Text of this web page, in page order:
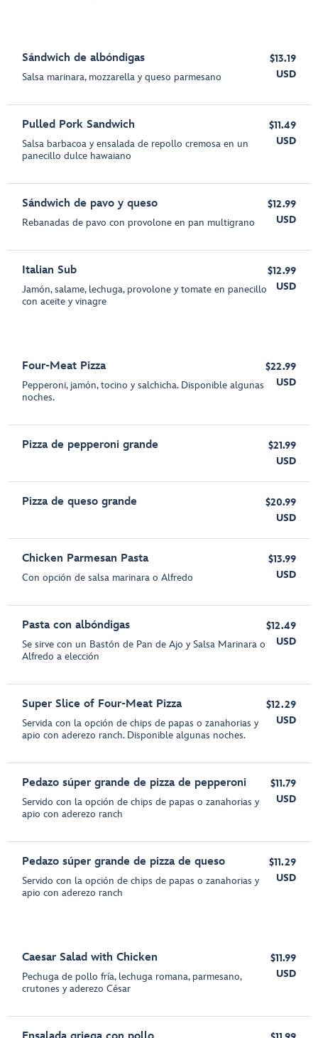
Sándwich de albóndigas
Salsa marinara, mozzarella y queso parmesano
$13.19
USD
Pulled Pork Sandwich
Salsa barbacoa y ensalada de repollo cremosa en un
panecillo dulce hawaiano
$11.49
USD
Sándwich de pavo y queso
Rebanadas de pavo con provolone en pan multigrano
$12.99
USD
Italian Sub
Jamón, salame, lechuga, provolone y tomate en panecillo
con aceite y vinagre
$12.99
USD
Four-Meat Pizza
Pepperoni, jamón, tocino y salchicha. Disponible algunas
noches.
$22.99
USD
Pizza de pepperoni grande
$21.99
USD
Pizza de queso grande
$20.99
USD
Chicken Parmesan Pasta
Con opción de salsa marinara o Alfredo
$13.99
USD
Pasta con albóndigas
Se sirve con un Bastón de Pan de Ajo y Salsa Marinara o
Alfredo a elección
$12.49
USD
Super Slice of Four-Meat Pizza
Servida con la opción de chips de papas o zanahorias y
apio con aderezo ranch. Disponible algunas noches.
$12.29
USD
Pedazo súper grande de pizza de pepperoni
Servido con la opción de chips de papas o zanahorias y
apio con aderezo ranch
$11.79
USD
Pedazo súper grande de pizza de queso
Servido con la opción de chips de papas o zanahorias y
apio con aderezo ranch
$11.29
USD
Caesar Salad with Chicken
Pechuga de pollo fría, lechuga romana, parmesano,
crutones y aderezo César
$11.99
USD